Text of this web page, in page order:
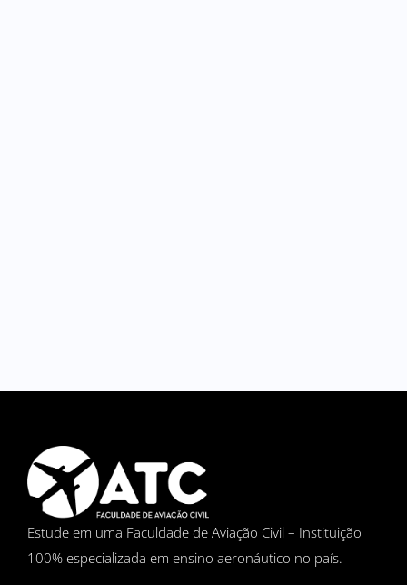
Estude em uma Faculdade de Aviação Civil – Instituição
100% especializada em ensino aeronáutico no país.